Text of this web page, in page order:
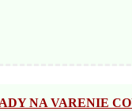
NA VARENIE